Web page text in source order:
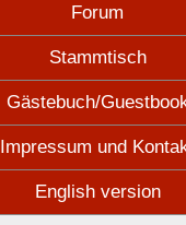
Forum
Stammtisch
Gästebuch/
Impressum und
English version